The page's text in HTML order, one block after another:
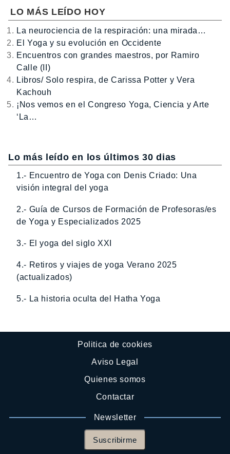
LO MÁS LEÍDO HOY
La neurociencia de la respiración: una mirada…
El Yoga y su evolución en Occidente
Encuentros con grandes maestros, por Ramiro
Calle (II)
Libros/ Solo respira, de Carissa Potter y Vera
Kachouh
¡Nos vemos en el Congreso Yoga, Ciencia y Arte
‘La…
Lo más leído en los últimos 30 dias
1.- Encuentro de Yoga con Denis Criado: Una
visión integral del yoga
2.- Guía de Cursos de Formación de Profesoras/es
de Yoga y Especializados 2025
3.- El yoga del siglo XXI
4.- Retiros y viajes de yoga Verano 2025
(actualizados)
5.- La historia oculta del Hatha Yoga
Politica de cookies
Aviso Legal
Quienes somos
Contactar
Newsletter
Suscribirme